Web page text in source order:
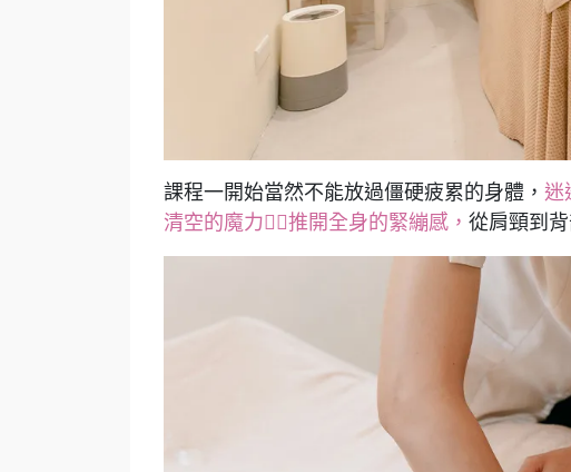
課程一開始當然不能放過僵硬疲累的身體， 迷
清空的魔力💆‍♀️推開全身的緊繃感， 從肩頸到